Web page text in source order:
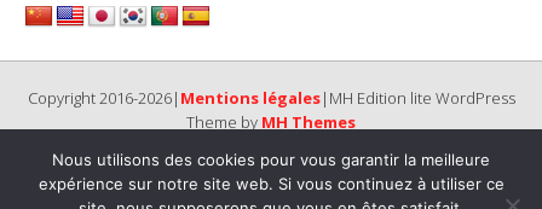
Copyright 2016-2026| Mentions légales|MH Edition lite WordPress
Theme by MH Themes
Nous utilisons des cookies pour vous garantir la meilleure
expérience sur notre site web. Si vous continuez à utiliser ce